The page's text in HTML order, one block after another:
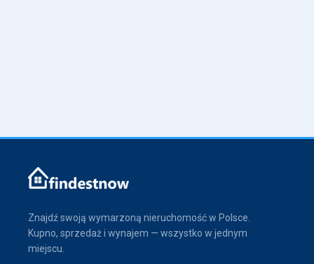
Znajdź swoją wymarzoną nieruchomość w Polsce.
Kupno, sprzedaż i wynajem — wszystko w jednym
miejscu.